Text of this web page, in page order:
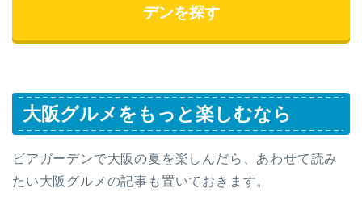
デンを探す
大阪グルメをもっと楽しむなら
ビアガーデンで大阪の夏を楽しんだら、あわせて読み
たい大阪グルメの記事も置いておきます。